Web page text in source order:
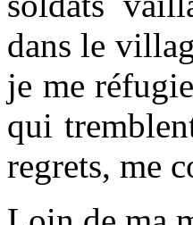
dans le
je me
qui
regrets, me